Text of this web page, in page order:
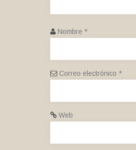
Nombre *
Correo electrónico *
Web